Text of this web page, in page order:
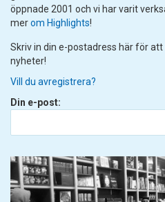
öppnade 2001 och vi har varit
merom Highlights!
Skriv in din e-postadress här för
nyheter!
Vill du avregistrera?
Din e-post: